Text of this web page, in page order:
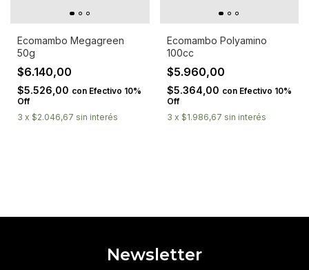
Ecomambo Megagreen
50g
$6.140,00
$5.526,00 con Efectivo 10%
Off
3 x $2.046,67 sin interés
Ecomambo Polyamino
100cc
$5.960,00
$5.364,00 con Efectivo 10%
Off
3 x $1.986,67 sin interés
Newsletter